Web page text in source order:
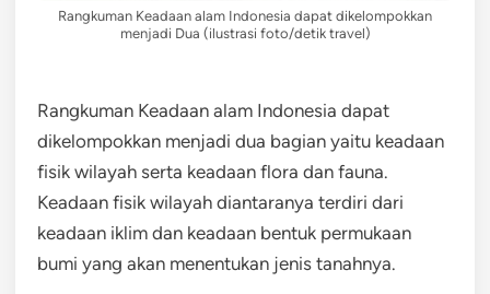
Rangkuman Keadaan alam Indonesia dapat dikelompokkan
menjadi Dua (ilustrasi foto/detik travel)
Rangkuman Keadaan alam Indonesia dapat
dikelompokkan menjadi dua bagian yaitu keadaan
fisik wilayah serta keadaan flora dan fauna.
Keadaan fisik wilayah diantaranya terdiri dari
keadaan iklim dan keadaan bentuk permukaan
bumi yang akan menentukan jenis tanahnya.